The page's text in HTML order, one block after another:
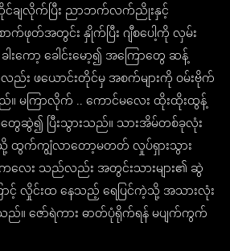
ချလိုက်ပြီး ညာဘက်လက်ညိုးနှင့်
ဖုတ်အတွင်း နှိုက်ပြီး ဂျီစပေါ့ကို လှမ်း
ကော့ ခေါင်းမော့၍ အကြောတွေ ဆန့်
ဖယောင်းတိုင်မှ အစက်များကို ဝမ်းဗိုက်
။ မကြာလိုက် .. ကောင်မလေး ထိုးထိုးထွန့်
ေဆွဲ၍ ပြီးသွားသည်။ သားအိမ်တစ်ခုလုံး
သို့ ထွက်ကျွံလာတော့မတတ် လှုပ်ရှားသွား
ကလေး သည်လည်း အတွင်းသားများ၏ ဆွဲ
ာင့် လှိုင်းထ နေသည့် ရေပြင်ကဲ့သို့ အသားလုံး
ည်။ ဇော်ရဲကား ဓာတ်ပုံရိုက်ရန် မပျက်ကွက်